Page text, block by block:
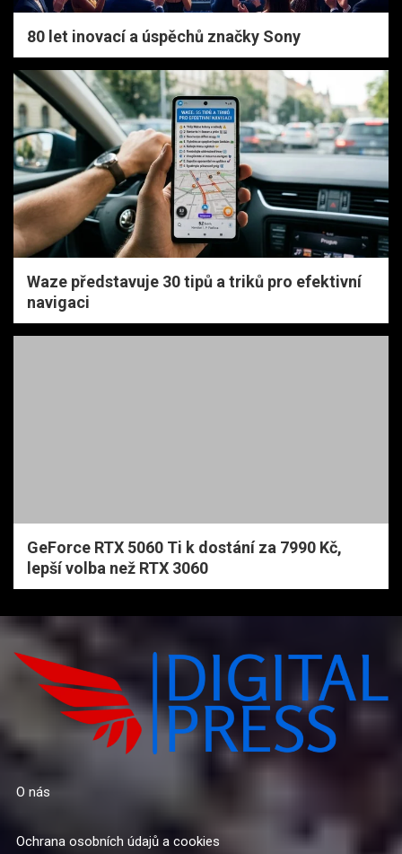
80 let inovací a úspěchů značky Sony
Waze představuje 30 tipů a triků pro efektivní
navigaci
GeForce RTX 5060 Ti k dostání za 7990 Kč,
lepší volba než RTX 3060
O nás
Ochrana osobních údajů a cookies